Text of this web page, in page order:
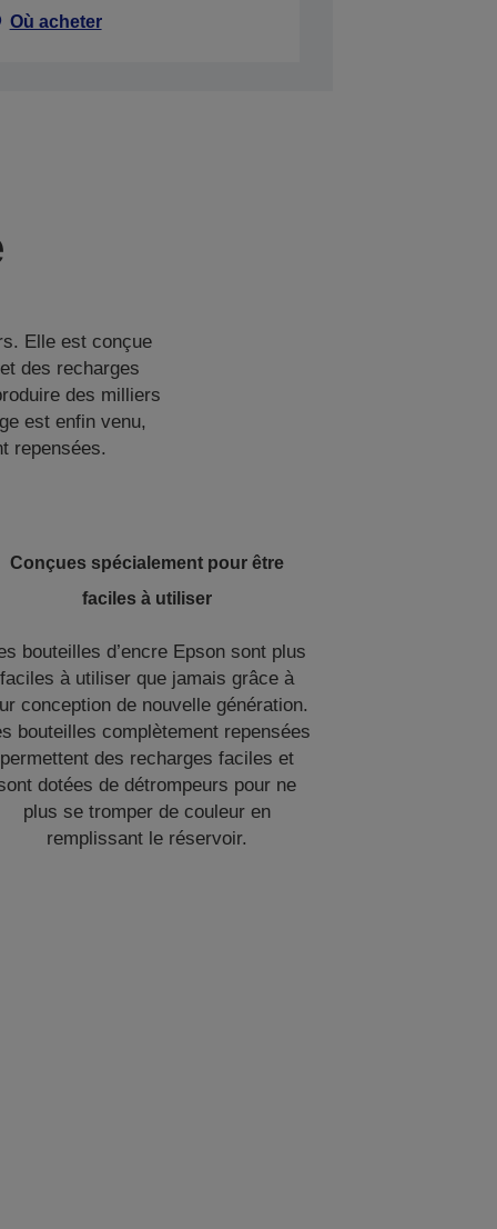
Où acheter
Elle est conçue
des recharges
des milliers
est enfin venu,
repensées.
Conçues spécialement pour être
faciles à utiliser
bouteilles d’encre Epson sont plus
faciles à utiliser que jamais grâce à
conception de nouvelle génération.
bouteilles complètement repensées
permettent des recharges faciles et
dotées de détrompeurs pour ne
plus se tromper de couleur en
remplissant le réservoir.